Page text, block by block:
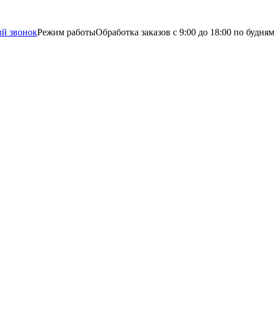
звонокРежим работыОбработка заказов с 9:00 до 18:00 по будням